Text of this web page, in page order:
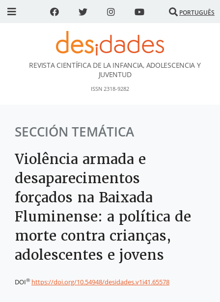
PORTUGUÊS
DESidades
REVISTA CIENTÍFICA DE LA INFANCIA, ADOLESCENCIA Y
JUVENTUD
ISSN 2318-9282
SECCIÓN TEMÁTICA
Violência armada e
desaparecimentos
forçados na Baixada
Fluminense: a política de
morte contra crianças,
adolescentes e jovens
DOI® https://doi.org/10.54948/desidades.v1i41.65578